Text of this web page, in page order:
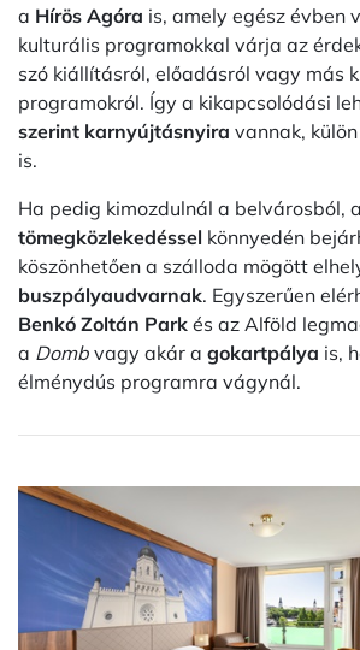
a Hírös Agóra is, amely egész évben
kulturális programokkal várja az
szó kiállításról, előadásról vagy más
programokról. Így a kikapcsolódási
szerint karnyújtásnyira vannak,
is.
Ha pedig kimozdulnál a belvárosból,
tömegközlekedéssel könnyedén
köszönhetően a szálloda mögött
buszpályaudvarnak. Egyszerűen
Benkó Zoltán Park és az Alföld
a Domb vagy akár a gokartpálya is,
élménydús programra vágynál.